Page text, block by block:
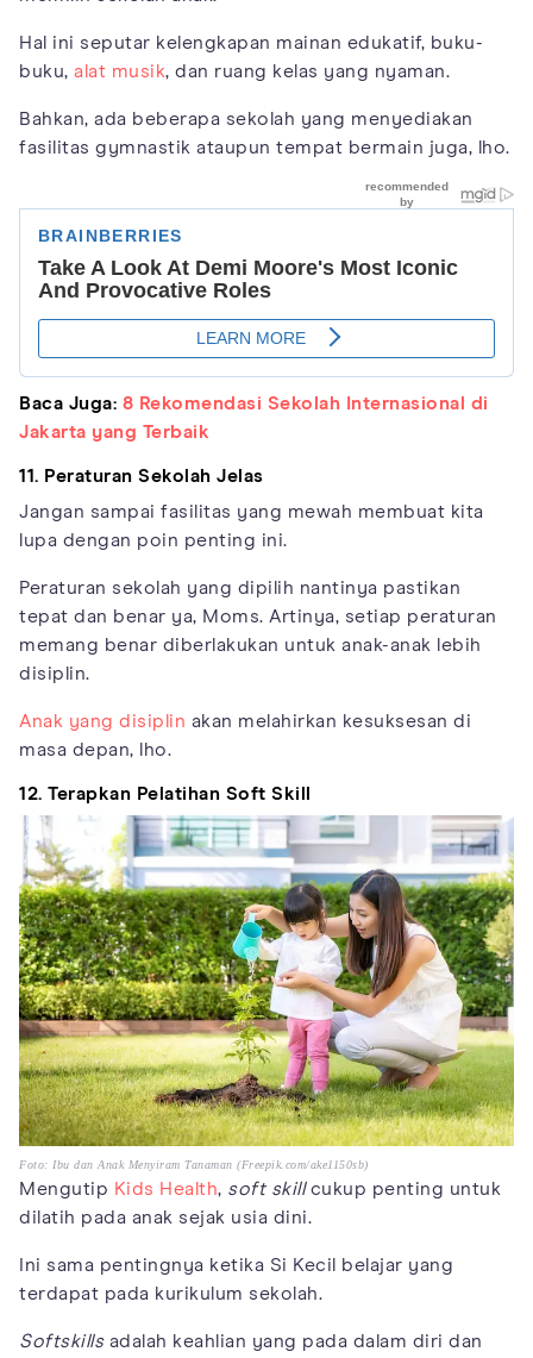
Hal ini seputar kelengkapan mainan edukatif, buku-
buku, alat musik, dan ruang kelas yang nyaman.
Bahkan, ada beberapa sekolah yang menyediakan
fasilitas gymnastik ataupun tempat bermain juga, lho.
Baca Juga: 8 Rekomendasi Sekolah Internasional di
Jakarta yang Terbaik
11. Peraturan Sekolah Jelas
Jangan sampai fasilitas yang mewah membuat kita
lupa dengan poin penting ini.
Peraturan sekolah yang dipilih nantinya pastikan
tepat dan benar ya, Moms. Artinya, setiap peraturan
memang benar diberlakukan untuk anak-anak lebih
disiplin.
Anak yang disiplin akan melahirkan kesuksesan di
masa depan, lho.
12. Terapkan Pelatihan Soft Skill
Foto: Ibu dan Anak Menyiram Tanaman (Freepik.com/ake1150sb)
Mengutip Kids Health, soft skillcukup penting untuk
dilatih pada anak sejak usia dini.
Ini sama pentingnya ketika Si Kecil belajar yang
terdapat pada kurikulum sekolah.
Softskillsadalah keahlian yang pada dalam diri dan